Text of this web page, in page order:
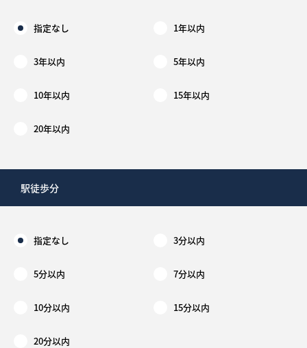
指定なし 1年以内
3年以内 5年以内
10年以内 15年以内
20年以内
駅徒歩分
指定なし 3分以内
5分以内 7分以内
10分以内 15分以内
20分以内